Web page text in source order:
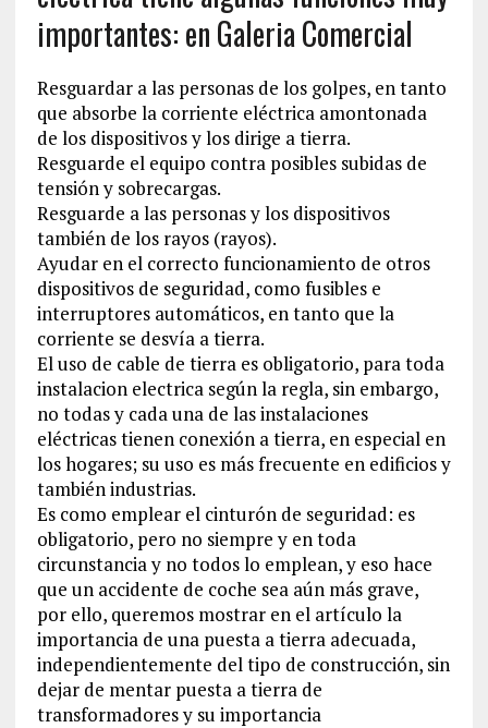
importantes: en Galeria Comercial
Resguardar a las personas de los golpes, en tanto
que absorbe la corriente eléctrica amontonada
de los dispositivos y los dirige a tierra.
Resguarde el equipo contra posibles subidas de
tensión y sobrecargas.
Resguarde a las personas y los dispositivos
también de los rayos (rayos).
Ayudar en el correcto funcionamiento de otros
dispositivos de seguridad, como fusibles e
interruptores automáticos, en tanto que la
corriente se desvía a tierra.
El uso de cable de tierra es obligatorio, para toda
instalacion electrica según la regla, sin embargo,
no todas y cada una de las instalaciones
eléctricas tienen conexión a tierra, en especial en
los hogares; su uso es más frecuente en edificios y
también industrias.
Es como emplear el cinturón de seguridad: es
obligatorio, pero no siempre y en toda
circunstancia y no todos lo emplean, y eso hace
que un accidente de coche sea aún más grave,
por ello, queremos mostrar en el artículo la
importancia de una puesta a tierra adecuada,
independientemente del tipo de construcción, sin
dejar de mentar puesta a tierra de
transformadores y su importancia